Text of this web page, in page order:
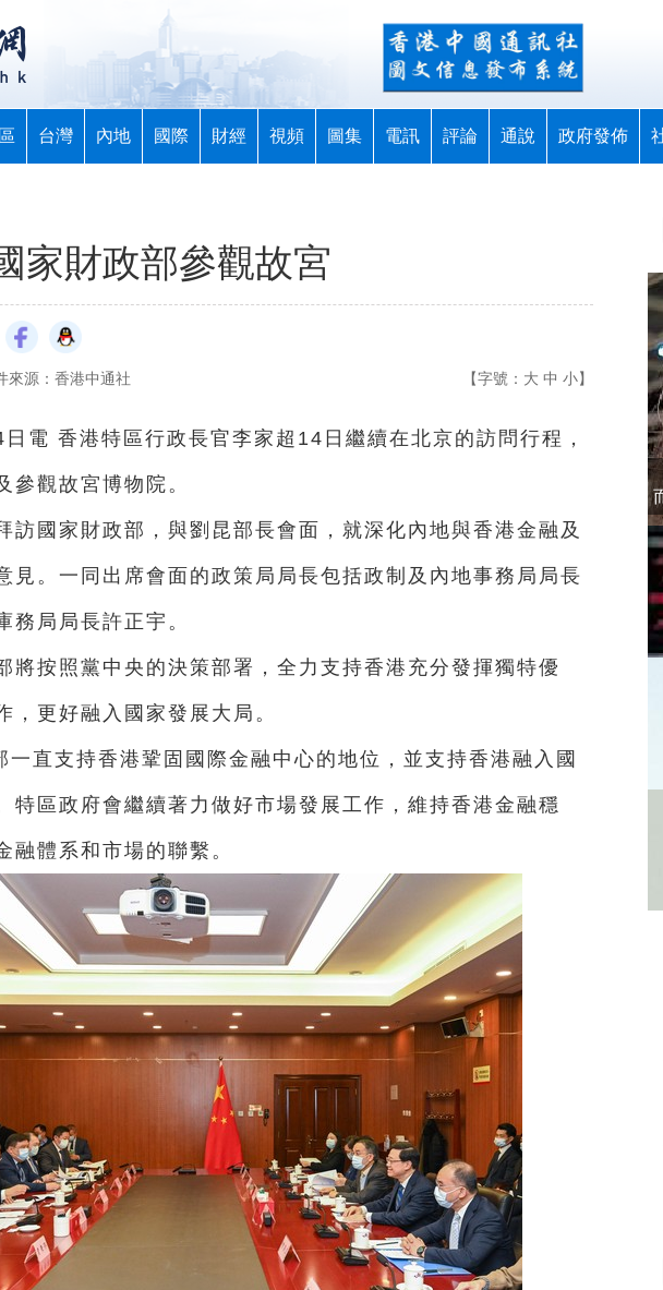
台灣 內地 國際 財經 視頻 圖集 電訊 評論 通說 政府發佈
家財政部參觀故宮
來源：香港中通社 【字號： 大 中 小】
電 香港特區行政長官李家超14日繼續在北京的訪問行程，
參觀故宮博物院。
訪國家財政部，與劉昆部長會面，就深化內地與香港金融及
見。一同出席會面的政策局局長包括政制及內地事務局局長
務局局長許正宇。
將按照黨中央的決策部署，全力支持香港充分發揮獨特優
，更好融入國家發展大局。
一直支持香港鞏固國際金融中心的地位，並支持香港融入國
特區政府會繼續著力做好市場發展工作，維持香港金融穩
融體系和市場的聯繫。